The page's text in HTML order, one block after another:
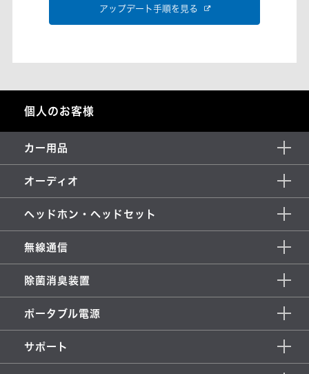
アップデート手順を見る
個人のお客様
カー用品
オーディオ
ヘッドホン・ヘッドセット
無線通信
除菌消臭装置
ポータブル電源
サポート